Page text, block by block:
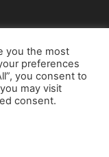
you the most
preferences
you consent to
may visit
consent.